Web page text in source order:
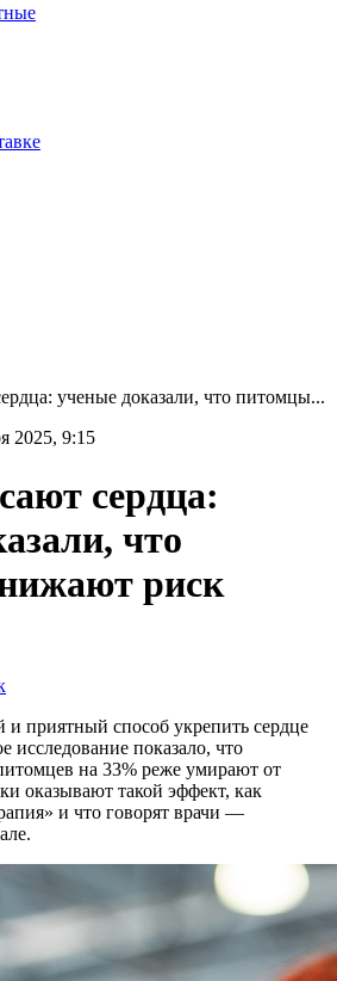
ученые доказали, что питомцы...
2025, 9:15
сердца:
что
риск
приятный способ укрепить сердце
исследование показало, что
на 33% реже умирают от
оказывают такой эффект, как
и что говорят врачи —